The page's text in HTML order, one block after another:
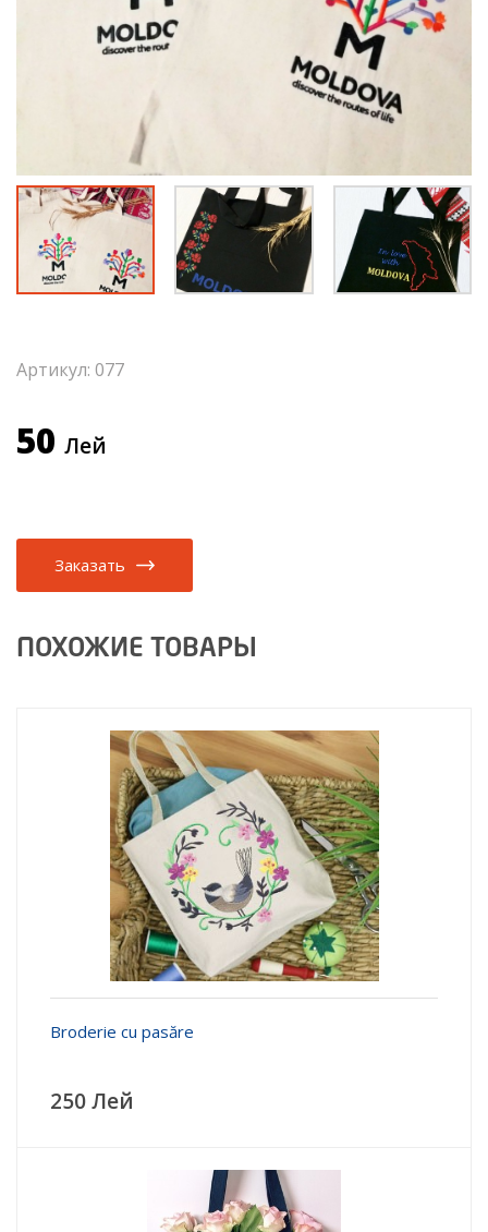
Артикул: 077
50 Лей
Заказать
ПОХОЖИЕ ТОВАРЫ
Broderie cu pasăre
250 Лей